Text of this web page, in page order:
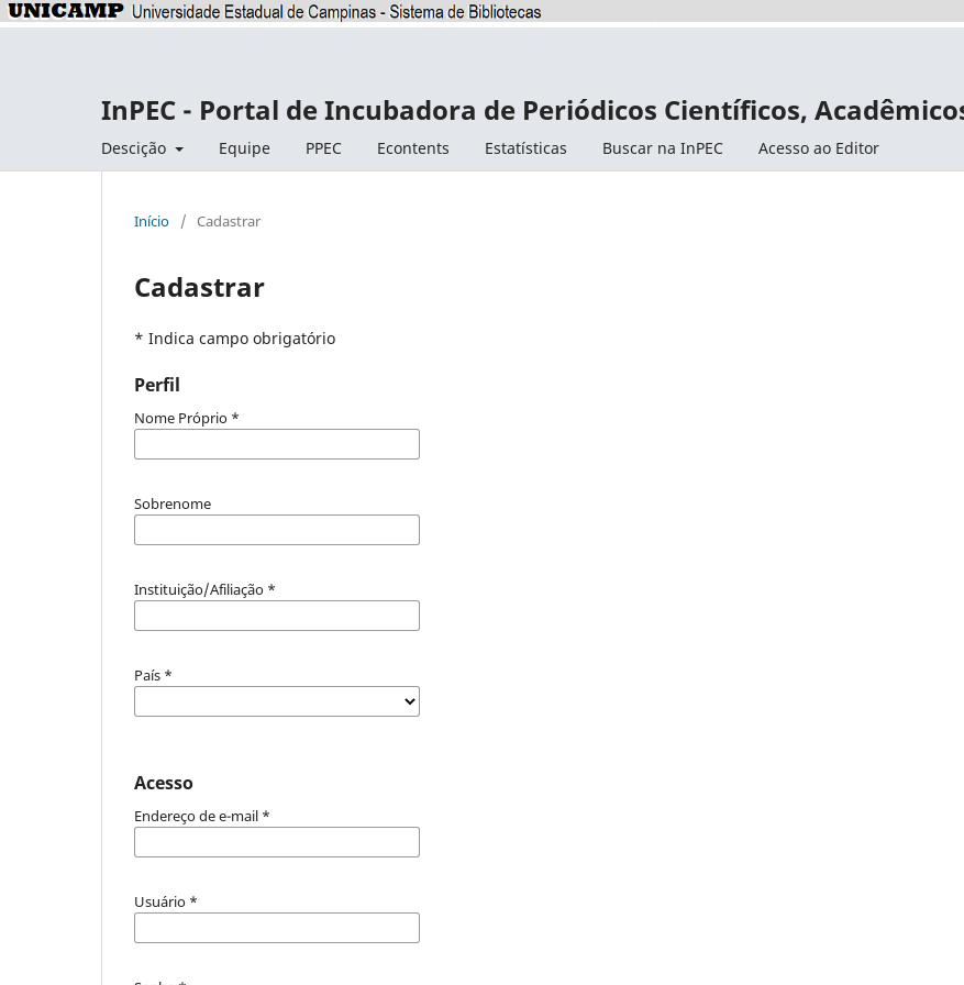
InPEC - Portal de Incubadora de Periódicos Científicos,
Descição Equipe PPEC Econtents Estatísticas Buscar na InPEC Acesso ao Editor
Início / Cadastrar
Cadastrar
* Indica campo obrigatório
Perfil
Nome Próprio *
Sobrenome
Instituição/Afiliação *
País *
Acesso
Endereço de e-mail *
Usuário *